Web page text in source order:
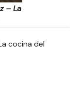
– La
cocina del